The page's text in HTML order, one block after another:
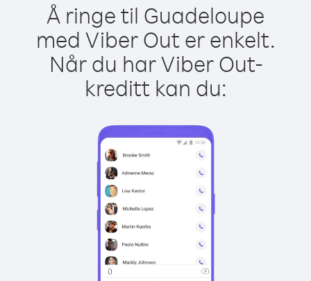
Å ringe til Guadeloupe
med Viber Out er enkelt.
Når du har Viber Out-
kreditt kan du: